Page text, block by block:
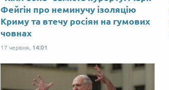
Фейгін про неминучу ізоляцію
Криму та втечу росіян на гумових
човнах
17 червня, 14:01